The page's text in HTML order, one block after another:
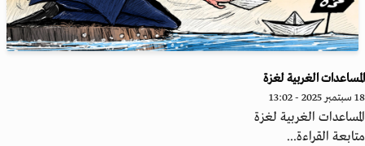
الغربية لغزة
13:02
الغربية لغزة
القراءة...